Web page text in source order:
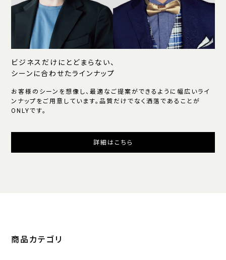
ビジネスだけにとどまらない、
シーンに合わせたラインナップ
お客様のシーンを想像し、最適なご提案ができるように幅広いライ
ンナップをご用意しています。品質だけでなく洒落であることが
ONLYです。
詳細はこちら
商品カテゴリ